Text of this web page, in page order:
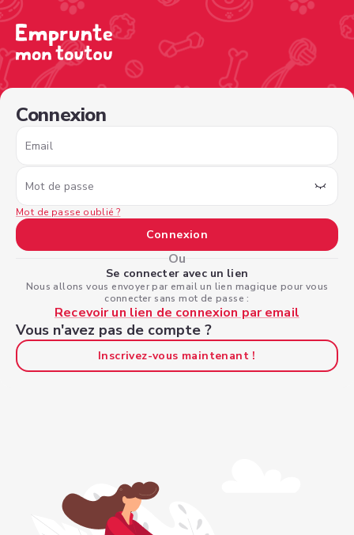
Connexion
Email
Mot de passe
Mot de passe oublié ?
Connexion
Ou
Se connecter avec un lien
Nous allons vous envoyer par email un lien magique pour vous
connecter sans mot de passe :
Recevoir un lien de connexion par email
Vous n'avez pas de compte ?
Inscrivez-vous maintenant !
/sign-in?nextPage=%2Fview-profile%2F4935b4ae-8e9e-